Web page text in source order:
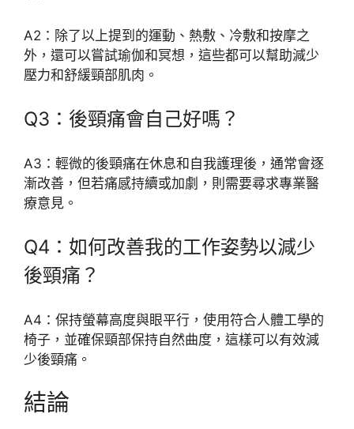
A2：除了以上提到的運動、熱敷、冷敷和按摩之
外，還可以嘗試瑜伽和冥想，這些都可以幫助減少
壓力和舒緩頸部肌肉。
Q3：後頸痛會自己好嗎？
A3：輕微的後頸痛在休息和自我護理後，通常會逐
漸改善，但若痛感持續或加劇，則需要尋求專業醫
療意見。
Q4：如何改善我的工作姿勢以減少
後頸痛？
A4：保持螢幕高度與眼平行，使用符合人體工學的
椅子，並確保頸部保持自然曲度，這樣可以有效減
少後頸痛。
結論